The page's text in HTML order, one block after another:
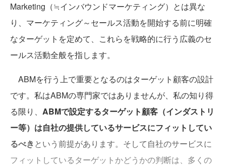
Marketing（≒インバウンドマーケティング）とは異な
り、マーケティング～セールス活動を開始する前に明確
なターゲットを定めて、これらを戦略的に行う広義のセ
ールス活動全般を指します。
ABMを行う上で重要となるのはターゲット顧客の設計
です。私はABMの専門家ではありませんが、私の知り得
る限り、 ABMで設定するターゲット顧客（インダストリ
ー等）は自社の提供しているサービスにフィットしてい
るべき という前提があります。そして自社のサービスに
フィットしているターゲットかどうかの判断は、多くの